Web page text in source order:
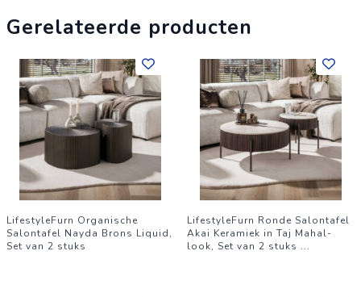
Gerelateerde producten
LifestyleFurn Organische
Salontafel Nayda Brons Liquid,
Set van 2 stuks
LifestyleFurn Ronde Salontafel
Akai Keramiek in Taj Mahal-
look, Set van 2 stuks ...